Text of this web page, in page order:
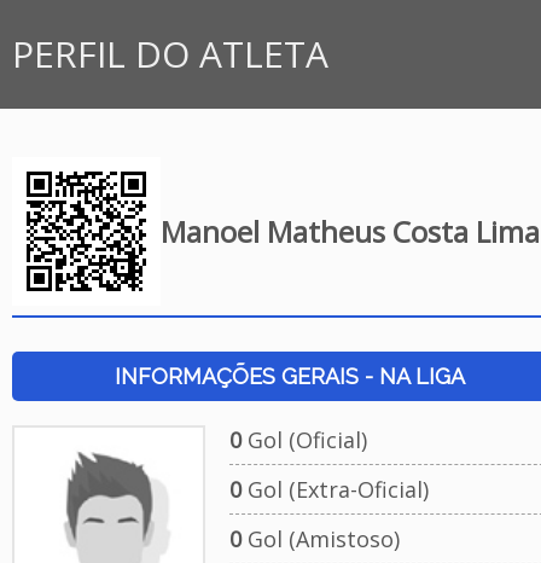
PERFIL DO ATLETA
Manoel Matheus Costa Lima
INFORMAÇÕES GERAIS - NA LIGA
0Gol (Oficial)
0Gol (Extra-Oficial)
0Gol (Amistoso)